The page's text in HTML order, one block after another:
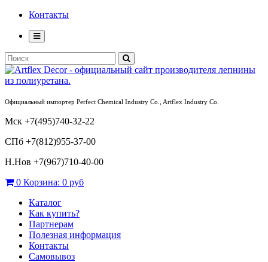
Контакты
Официальный импортер Perfect Chemical Industry Co., Artflex Industry Co.
Мск +7(495)740-32-22
СПб +7(812)955-37-00
Н.Нов +7(967)710-40-00
0 Корзина: 0 руб
Каталог
Как купить?
Партнерам
Полезная информация
Контакты
Самовывоз